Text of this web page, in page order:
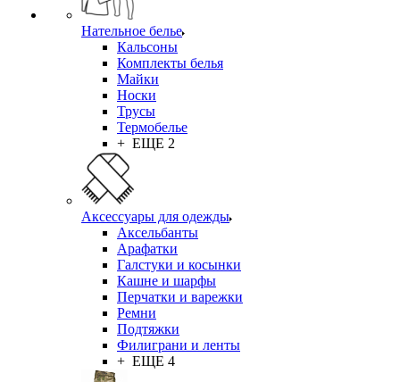
Нательное белье
Кальсоны
Комплекты белья
Майки
Носки
Трусы
Термобелье
+ ЕЩЕ 2
Аксессуары для одежды
Аксельбанты
Арафатки
Галстуки и косынки
Кашне и шарфы
Перчатки и варежки
Ремни
Подтяжки
Филиграни и ленты
+ ЕЩЕ 4